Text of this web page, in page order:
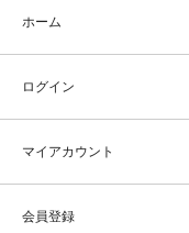
ホーム
ログイン
マイアカウント
会員登録